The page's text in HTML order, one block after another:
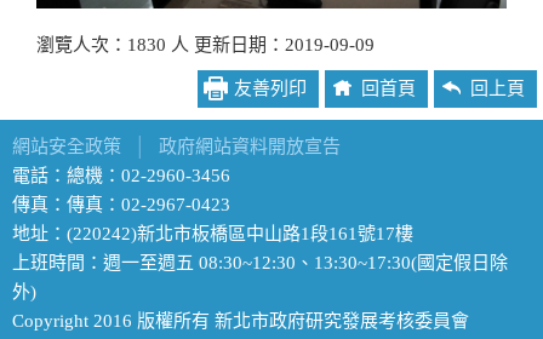
瀏覽人次：1830 人 更新日期：2019-09-09
友善列印 回首頁 回上頁
網站安全政策
政府網站資料開放宣告
電話：總機：02-2960-3456
傳真：傳真：02-2967-0423
地址：(220242)新北市板橋區中山路1段161號17樓
上班時間：週一至週五 08:30~12:30、13:30~17:30(國定假日除
外)
Copyright 2016 版權所有 新北市政府研究發展考核委員會